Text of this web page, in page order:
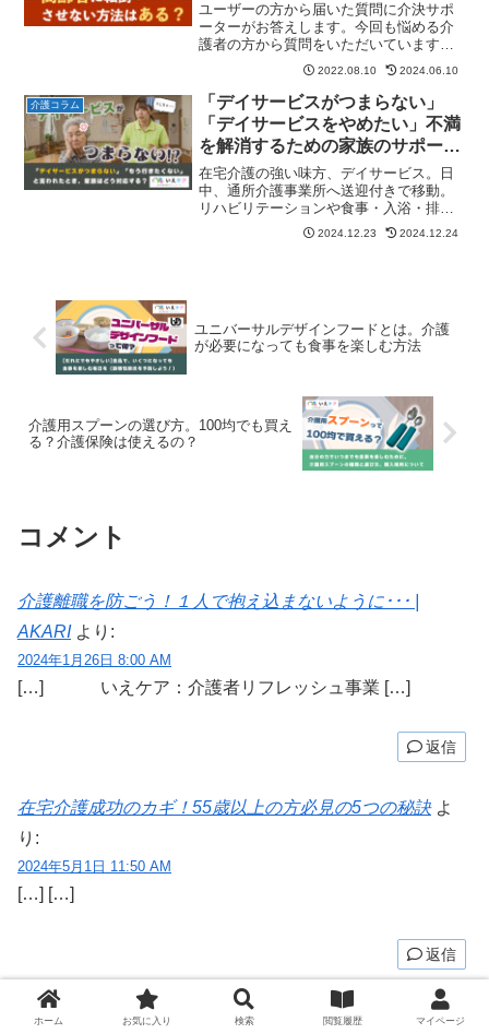
ユーザーの方から届いた質問に介決サポ
ーターがお答えします。今回も悩める介
護者の方から質問をいただいています。
今日の質問は高齢者の転倒に関するご相
談です。質問「父が転倒しないようにす
るにはどうしたらいい」介護者86歳にな
る父と同居しています。...
2022.08.10 2024.06.10
介護コラム
「デイサービスがつまらない」
「デイサービスをやめたい」不満
を解消するための家族のサポート
と解決策
在宅介護の強い味方、デイサービス。日
中、通所介護事業所へ送迎付きで移動。
リハビリテーションや食事・入浴・排せ
つなどの支援を提供するサービス。もち
ろん、介護者にとっては介護から一時的
2024.12.23 2024.12.24
ユニバーサルデザインフードとは。介護
が必要になっても食事を楽しむ方法
介護用スプーンの選び方。100均でも買え
る？介護保険は使えるの？
コメント
介護離職を防ごう！１人で抱え込まないように･･･ |
AKARI より:
2024年1月26日 8:00 AM
[…] いえケア：介護者リフレッシュ事業 […]
返信
在宅介護成功のカギ！55歳以上の方必見の5つの秘訣 よ
り:
2024年5月1日 11:50 AM
[…] […]
返信
コメントを書き込む
ホーム お気に入り 検索 閲覧履歴 マイページ